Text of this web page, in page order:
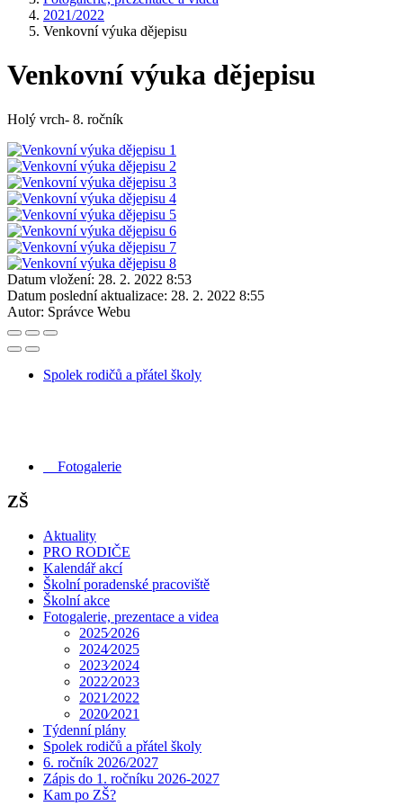
2021/2022
Venkovní výuka dějepisu
Venkovní výuka dějepisu
Holý vrch- 8. ročník
Datum vložení: 28. 2. 2022 8:53
Datum poslední aktualizace: 28. 2. 2022 8:55
Autor: Správce Webu
Spolek rodičů a přátel školy
Fotogalerie
ZŠ
Aktuality
PRO RODIČE
Kalendář akcí
Školní poradenské pracoviště
Školní akce
Fotogalerie, prezentace a videa
2025⁄2026
2024⁄2025
2023⁄2024
2022⁄2023
2021⁄2022
2020⁄2021
Týdenní plány
Spolek rodičů a přátel školy
6. ročník 2026/2027
Zápis do 1. ročníku 2026-2027
Kam po ZŠ?